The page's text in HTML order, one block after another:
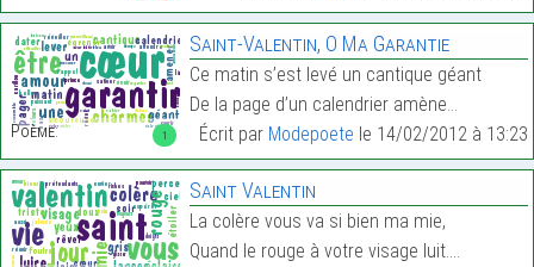
1
Poème:
Saint-Valentin, O Ma Garantie
Ce matin s’est levé un cantique géant
De la page d’un calendrier amène…
Écrit par Modepoete le 14/02/2012 à 13:23
Saint Valentin
La colère vous va si bien ma mie,
Quand le rouge à votre visage luit.…